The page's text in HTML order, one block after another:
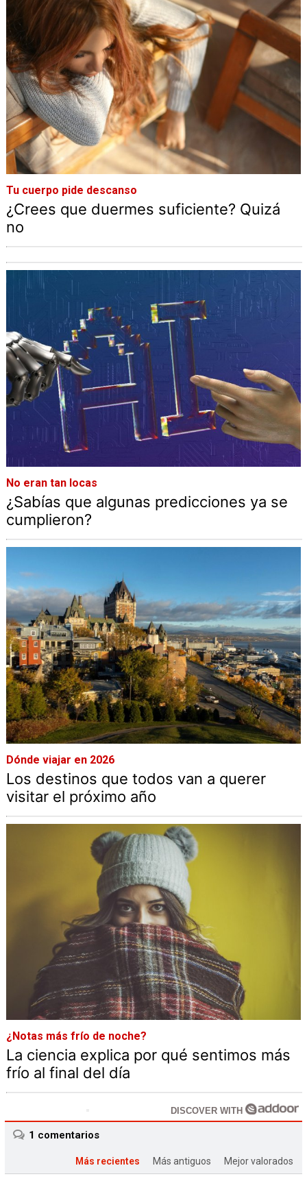
Tu cuerpo pide descanso
¿Crees que duermes suficiente? Quizá
no
No eran tan locas
¿Sabías que algunas predicciones ya se
cumplieron?
Dónde viajar en 2026
Los destinos que todos van a querer
visitar el próximo año
¿Notas más frío de noche?
La ciencia explica por qué sentimos más
frío al final del día
DISCOVER WITH
1 comentarios
Más recientes Más antiguos Mejor valorados